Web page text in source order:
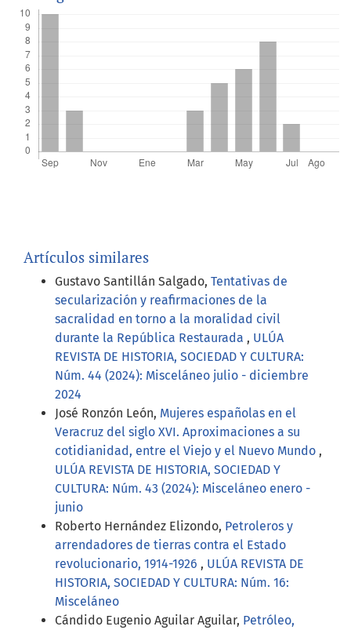
Artículos similares
Gustavo Santillán Salgado, Tentativas de
secularización y reafirmaciones de la
sacralidad en torno a la moralidad civil
durante la República Restaurada , ULÚA
REVISTA DE HISTORIA, SOCIEDAD Y CULTURA:
Núm. 44 (2024): Misceláneo julio - diciembre
2024
José Ronzón León, Mujeres españolas en el
Veracruz del siglo XVI. Aproximaciones a su
cotidianidad, entre el Viejo y el Nuevo Mundo ,
ULÚA REVISTA DE HISTORIA, SOCIEDAD Y
CULTURA: Núm. 43 (2024): Misceláneo enero -
junio
Roberto Hernández Elizondo, Petroleros y
arrendadores de tierras contra el Estado
revolucionario, 1914-1926 , ULÚA REVISTA DE
HISTORIA, SOCIEDAD Y CULTURA: Núm. 16:
Misceláneo
Cándido Eugenio Aguilar Aguilar, Petróleo,